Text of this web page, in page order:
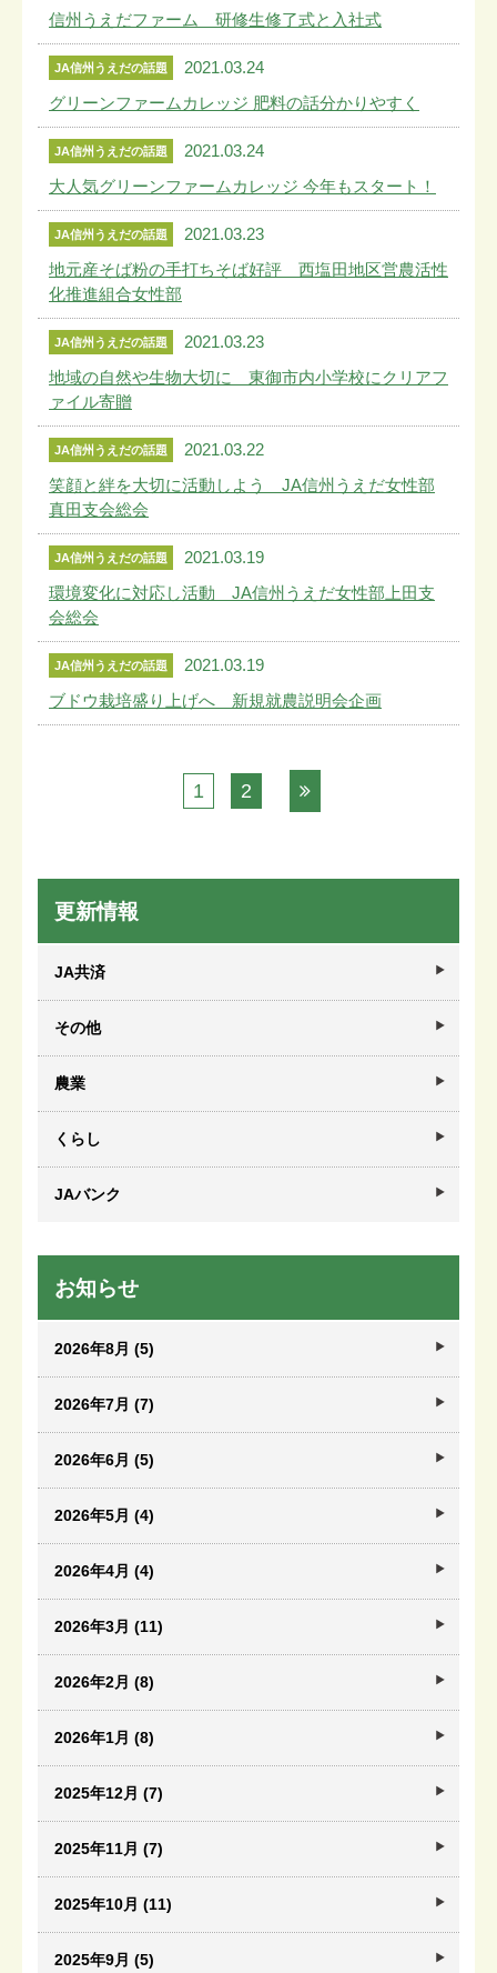
信州うえだファーム 研修生修了式と入社式
JA信州うえだの話題
2021.03.24
グリーンファームカレッジ 肥料の話分かりやすく
JA信州うえだの話題
2021.03.24
大人気グリーンファームカレッジ 今年もスタート！
JA信州うえだの話題
2021.03.23
地元産そば粉の手打ちそば好評 西塩田地区営農活性
化推進組合女性部
JA信州うえだの話題
2021.03.23
地域の自然や生物大切に 東御市内小学校にクリアフ
ァイル寄贈
JA信州うえだの話題
2021.03.22
笑顔と絆を大切に活動しよう JA信州うえだ女性部
真田支会総会
JA信州うえだの話題
2021.03.19
環境変化に対応し活動 JA信州うえだ女性部上田支
会総会
JA信州うえだの話題
2021.03.19
ブドウ栽培盛り上げへ 新規就農説明会企画
1 2
更新情報
JA共済
その他
農業
くらし
JAバンク
お知らせ
2026年8月 (5)
2026年7月 (7)
2026年6月 (5)
2026年5月 (4)
2026年4月 (4)
2026年3月 (11)
2026年2月 (8)
2026年1月 (8)
2025年12月 (7)
2025年11月 (7)
2025年10月 (11)
2025年9月 (5)